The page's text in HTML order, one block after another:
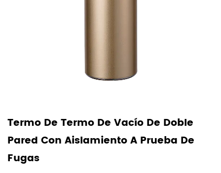
Termo De Termo De Vacío De Doble
Pared Con Aislamiento A Prueba De
Fugas